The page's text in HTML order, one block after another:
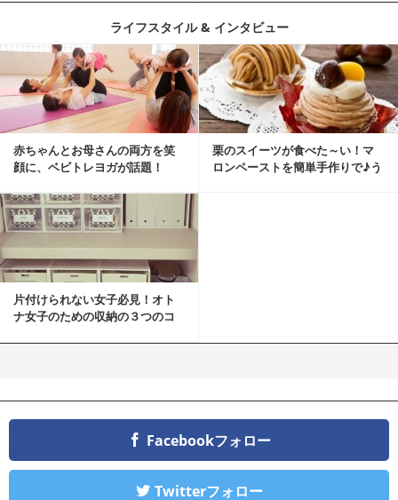
ライフスタイル & インタビュー
赤ちゃんとお母さんの両方を笑
顔に、ベビトレヨガが話題！
栗のスイーツが食べた～い！マ
ロンペーストを簡単手作りで♪う
片付けられない女子必見！オト
ナ女子のための収納の３つのコ
Facebookフォロー
Twitterフォロー